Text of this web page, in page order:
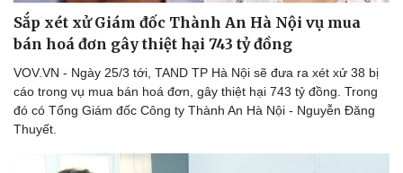
check-in
Kể chuyện cho bé
Hạt giống tâm hồn
Sắp xét xử Giám đốc Thành An Hà Nội vụ mua
bán hoá đơn gây thiệt hại 743 tỷ đồng
VOV.VN - Ngày 25/3 tới, TAND TP Hà Nội sẽ đưa ra xét xử 38 bị
cáo trong vụ mua bán hoá đơn, gây thiệt hại 743 tỷ đồng. Trong
đó có Tổng Giám đốc Công ty Thành An Hà Nội - Nguyễn Đăng
Thuyết.